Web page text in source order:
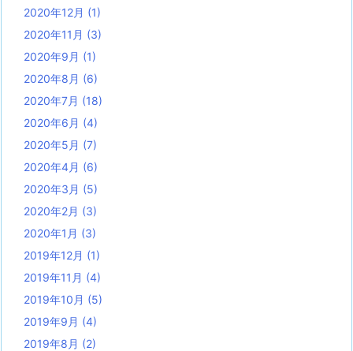
2020年12月 (1)
2020年11月 (3)
2020年9月 (1)
2020年8月 (6)
2020年7月 (18)
2020年6月 (4)
2020年5月 (7)
2020年4月 (6)
2020年3月 (5)
2020年2月 (3)
2020年1月 (3)
2019年12月 (1)
2019年11月 (4)
2019年10月 (5)
2019年9月 (4)
2019年8月 (2)